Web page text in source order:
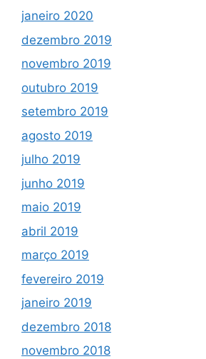
janeiro 2020
dezembro 2019
novembro 2019
outubro 2019
setembro 2019
agosto 2019
julho 2019
junho 2019
maio 2019
abril 2019
março 2019
fevereiro 2019
janeiro 2019
dezembro 2018
novembro 2018